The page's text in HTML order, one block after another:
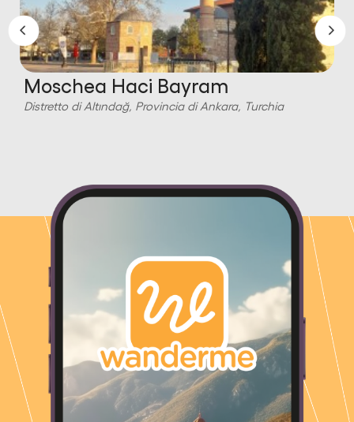
Moschea Haci Bayram
Distretto di Altındağ, Provincia di Ankara, Turchia